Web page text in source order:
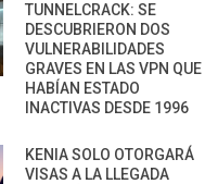
TUNNELCRACK: SE
DESCUBRIERON DOS
VULNERABILIDADES
GRAVES EN LAS VPN QUE
HABÍAN ESTADO
INACTIVAS DESDE 1996
KENIA SOLO OTORGARÁ
VISAS A LA LLEGADA